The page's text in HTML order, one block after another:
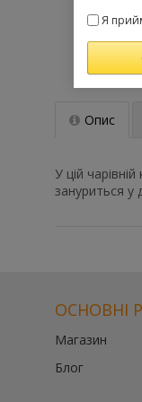
Опис
У цій
зануриться у
за
програмою
єКнига.
за
програмою
«Національний
кешбек».
ОСНОВНІ
Магазин
Блог
Я